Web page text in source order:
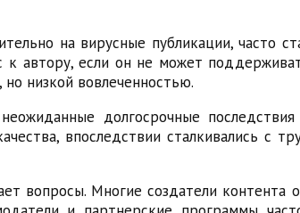
на вирусные публикации, часто
автору, если он не может
низкой вовлеченностью.
долгосрочные
впоследствии сталкивались с
вопросы. Многие создатели контента